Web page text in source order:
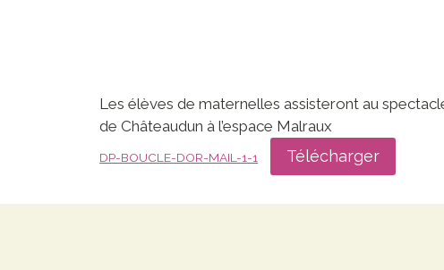
Les élèves de maternelles assisteront au
de Châteaudun à l’espace Malraux
DP-BOUCLE-DOR-MAIL-1-1 Télécharger